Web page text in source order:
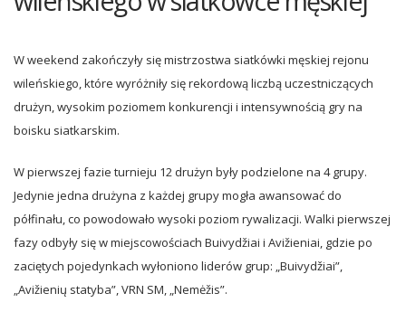
W weekend zakończyły się mistrzostwa siatkówki męskiej rejonu
wileńskiego, które wyróżniły się rekordową liczbą uczestniczących
drużyn, wysokim poziomem konkurencji i intensywnością gry na
boisku siatkarskim.
W pierwszej fazie turnieju 12 drużyn były podzielone na 4 grupy.
Jedynie jedna drużyna z każdej grupy mogła awansować do
półfinału, co powodowało wysoki poziom rywalizacji. Walki pierwszej
fazy odbyły się w miejscowościach Buivydžiai i Avižieniai, gdzie po
zaciętych pojedynkach wyłoniono liderów grup: „Buivydžiai”,
„Avižienių statyba”, VRN SM, „Nemėžis”.